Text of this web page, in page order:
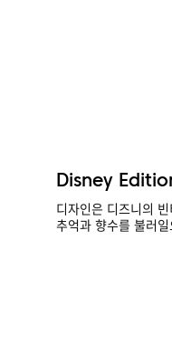
Disney
디자인은 디즈니의
추억과 향수를 불러